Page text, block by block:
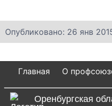
Опубликовано: 26 янв
Главная О
Оренбургская